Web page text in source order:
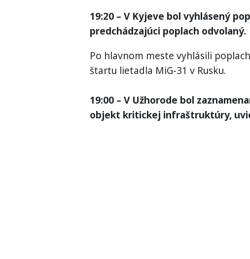
19:20 – V Kyjeve bol vyhlásený
predchádzajúci poplach odvolaný.
Po hlavnom meste vyhlásili
štartu lietadla MiG-31 v Rusku.
19:00 – V Užhorode bol
objekt kritickej infraštruktúry,